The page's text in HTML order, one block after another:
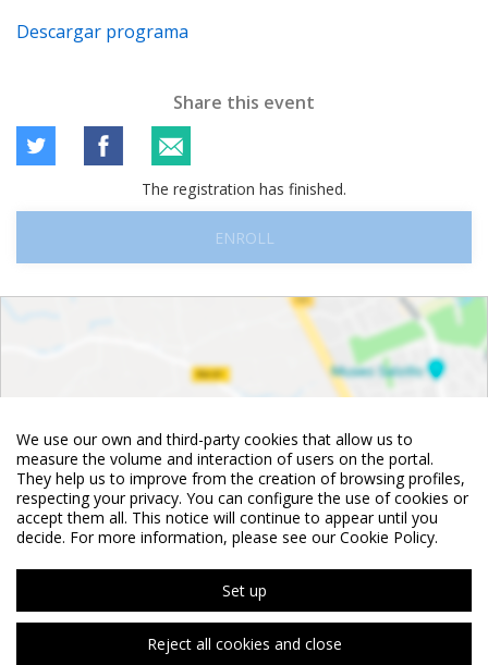
We use our own and third-party cookies that allow us to
measure the volume and interaction of users on the portal.
They help us to improve from the creation of browsing profiles,
respecting your privacy. You can configure the use of cookies or
accept them all. This notice will continue to appear until you
decide. For more information, please see our Cookie Policy.
Set up
Reject all cookies and close
Descargar programa
Share this event
The registration has finished.
ENROLL
See map